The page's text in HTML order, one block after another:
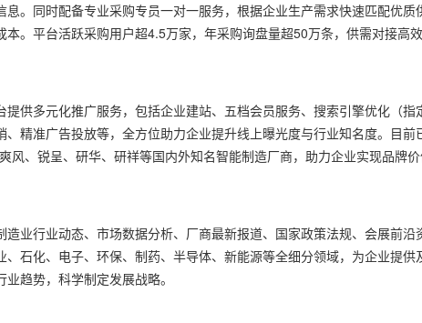
。同时配备专业采购专员一对一服务，根据企业生产需求快速匹配优质
。平台活跃采购用户超4.5万家，年采购询盘量超50万条，供需对接高
供多元化推广服务，包括企业建站、五档会员服务、搜索引擎优化（指
精准广告投放等，全方位助力企业提升线上曝光度与行业知名度。目前
风、锐呈、研华、研祥等国内外知名智能制造厂商，助力企业实现品牌
业行业动态、市场数据分析、厂商最新报道、国家政策法规、会展前沿
石化、电子、环保、制药、半导体、新能源等全细分领域，为企业提供
趋势，科学制定发展战略。